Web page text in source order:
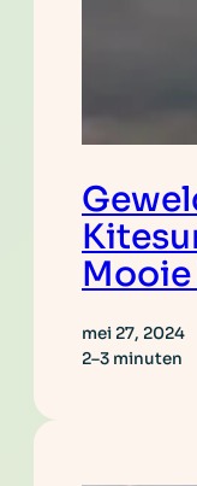
mei 27, 2024
2–3 minuten